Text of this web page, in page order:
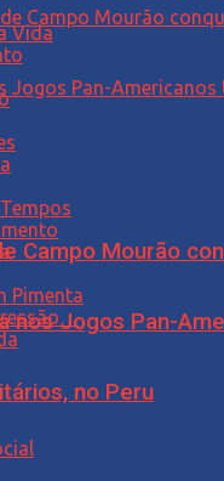
Campo Mourão
nos Jogos Pan-
no Peru
Vida
Pimenta